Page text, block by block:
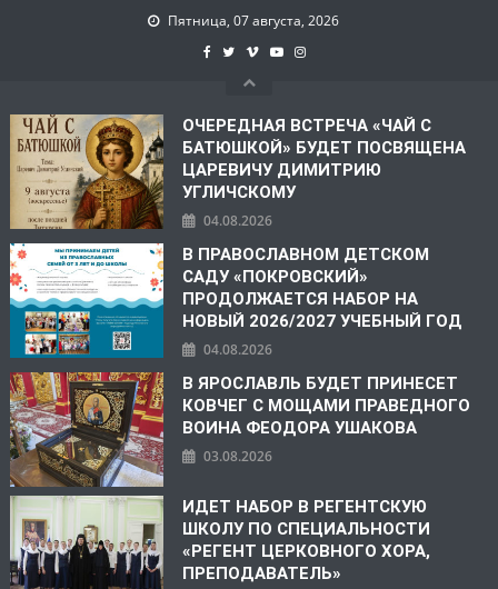
Пятница, 07 августа, 2026
ОЧЕРЕДНАЯ ВСТРЕЧА «ЧАЙ С
БАТЮШКОЙ» БУДЕТ ПОСВЯЩЕНА
ЦАРЕВИЧУ ДИМИТРИЮ
УГЛИЧСКОМУ
04.08.2026
В ПРАВОСЛАВНОМ ДЕТСКОМ
САДУ «ПОКРОВСКИЙ»
ПРОДОЛЖАЕТСЯ НАБОР НА
НОВЫЙ 2026/2027 УЧЕБНЫЙ ГОД
04.08.2026
В ЯРОСЛАВЛЬ БУДЕТ ПРИНЕСЕТ
КОВЧЕГ С МОЩАМИ ПРАВЕДНОГО
ВОИНА ФЕОДОРА УШАКОВА
03.08.2026
ИДЕТ НАБОР В РЕГЕНТСКУЮ
ШКОЛУ ПО СПЕЦИАЛЬНОСТИ
«РЕГЕНТ ЦЕРКОВНОГО ХОРА,
ПРЕПОДАВАТЕЛЬ»